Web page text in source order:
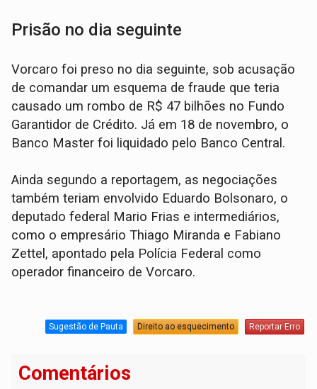
Prisão no dia seguinte
Vorcaro foi preso no dia seguinte, sob acusação
de comandar um esquema de fraude que teria
causado um rombo de R$ 47 bilhões no Fundo
Garantidor de Crédito. Já em 18 de novembro, o
Banco Master foi liquidado pelo Banco Central.
Ainda segundo a reportagem, as negociações
também teriam envolvido Eduardo Bolsonaro, o
deputado federal Mario Frias e intermediários,
como o empresário Thiago Miranda e Fabiano
Zettel, apontado pela Polícia Federal como
operador financeiro de Vorcaro.
Sugestão de Pauta Direito ao esquecimento Reportar Erro
Comentários